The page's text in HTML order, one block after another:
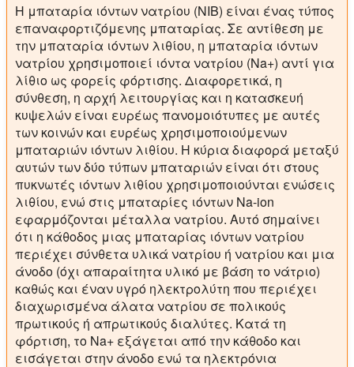
Η μπαταρία ιόντων νατρίου (NIB) είναι ένας τύπος
επαναφορτιζόμενης μπαταρίας. Σε αντίθεση με
την μπαταρία ιόντων λιθίου, η μπαταρία ιόντων
νατρίου χρησιμοποιεί ιόντα νατρίου (Na+) αντί για
λίθιο ως φορείς φόρτισης. Διαφορετικά, η
σύνθεση, η αρχή λειτουργίας και η κατασκευή
κυψελών είναι ευρέως πανομοιότυπες με αυτές
των κοινών και ευρέως χρησιμοποιούμενων
μπαταριών ιόντων λιθίου. Η κύρια διαφορά μεταξύ
αυτών των δύο τύπων μπαταριών είναι ότι στους
πυκνωτές ιόντων λιθίου χρησιμοποιούνται ενώσεις
λιθίου, ενώ στις μπαταρίες ιόντων Na-ion
εφαρμόζονται μέταλλα νατρίου. Αυτό σημαίνει
ότι η κάθοδος μιας μπαταρίας ιόντων νατρίου
περιέχει σύνθετα υλικά νατρίου ή νατρίου και μια
άνοδο (όχι απαραίτητα υλικό με βάση το νάτριο)
καθώς και έναν υγρό ηλεκτρολύτη που περιέχει
διαχωρισμένα άλατα νατρίου σε πολικούς
πρωτικούς ή απρωτικούς διαλύτες. Κατά τη
φόρτιση, το Na+ εξάγεται από την κάθοδο και
εισάγεται στην άνοδο ενώ τα ηλεκτρόνια